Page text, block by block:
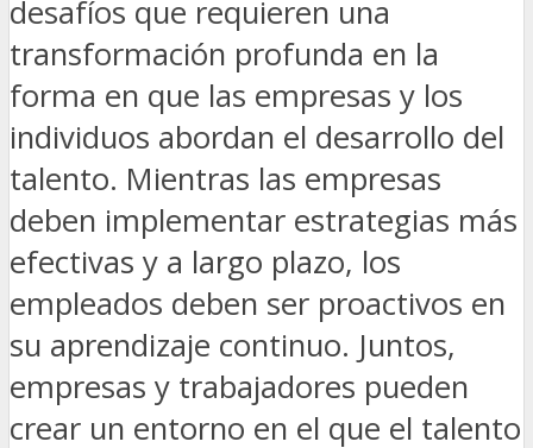
desafíos que requieren una
transformación profunda en la
forma en que las empresas y los
individuos abordan el desarrollo del
talento. Mientras las empresas
deben implementar estrategias más
efectivas y a largo plazo, los
empleados deben ser proactivos en
su aprendizaje continuo. Juntos,
empresas y trabajadores pueden
crear un entorno en el que el talento